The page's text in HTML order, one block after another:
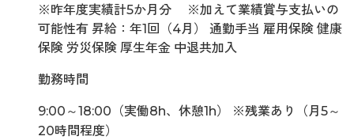
※昨年度実績計5か月分 ※加えて業績賞与支払いの
可能性有 昇給：年1回（4月） 通勤手当 雇用保険 健康
保険 労災保険 厚生年金 中退共加入
勤務時間
9:00～18:00（実働8h、休憩1h） ※残業あり（月5～
20時間程度）